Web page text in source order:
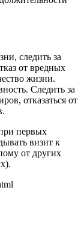
следить за
от вредных
жизни.
Следить за
отказаться от
первых
визит к
от других